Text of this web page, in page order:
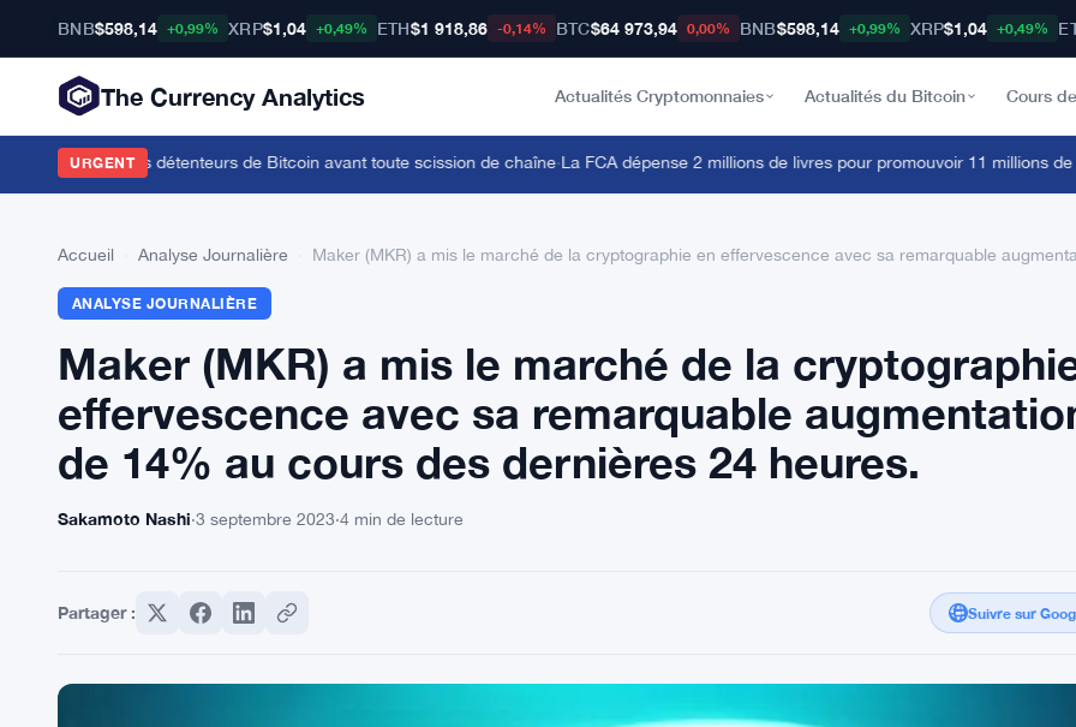
BNB$598,14 +0,99% XRP$1,04 +0,49% ETH$1 918,86 -0,14% BTC$64 973,94 0,00% BNB$598,14 +0,99% XRP$1,04 +0,49%
The Currency Analytics Actualités Cryptomonnaies Actualités du Bitcoin Cours
URGENT
en danger les détenteurs de Bitcoin avant toute scission de chaîne·La FCA dépense 2 millions de livres pour promouvoir 11 millions de
Accueil Analyse Journalière Maker (MKR) a mis le marché de la cryptographie en effervescence avec sa remarquable
ANALYSE JOURNALIÈRE
Maker (MKR) a mis le marché de la
effervescence avec sa remarquable
de 14% au cours des dernières 24 heures.
Sakamoto Nashi·3 septembre 2023·4 min de lecture
Partager : Suivre sur